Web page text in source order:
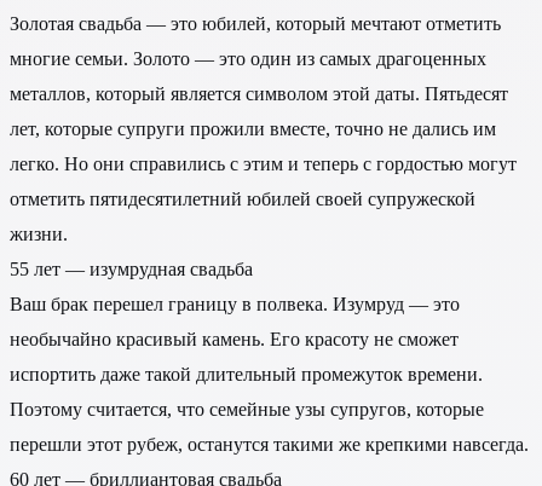
Золотая свадьба — это юбилей, который мечтают отметить
многие семьи. Золото — это один из самых драгоценных
металлов, который является символом этой даты. Пятьдесят
лет, которые супруги прожили вместе, точно не дались им
легко. Но они справились с этим и теперь с гордостью могут
отметить пятидесятилетний юбилей своей супружеской
жизни.
55 лет — изумрудная свадьба
Ваш брак перешел границу в полвека. Изумруд — это
необычайно красивый камень. Его красоту не сможет
испортить даже такой длительный промежуток времени.
Поэтому считается, что семейные узы супругов, которые
перешли этот рубеж, останутся такими же крепкими навсегда.
60 лет — бриллиантовая свадьба